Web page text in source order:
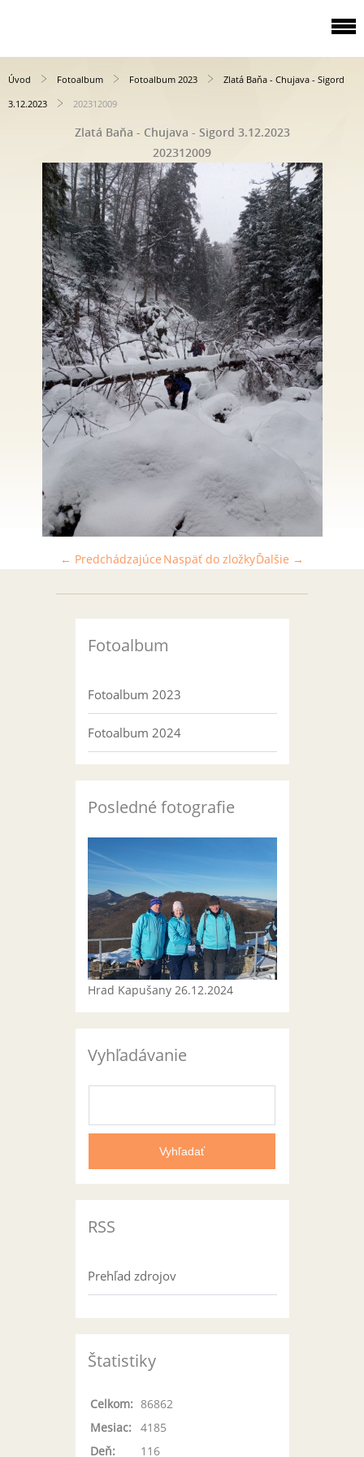
Úvod Fotoalbum Fotoalbum 2023
Zlatá Baňa - Chujava - Sigord
3.12.2023
202312009
Zlatá Baňa - Chujava - Sigord 3.12.2023
202312009
← Predchádzajúce Ďalšie →
Naspäť do zložky
Fotoalbum
Fotoalbum 2023
Fotoalbum 2024
Posledné fotografie
Hrad Kapušany 26.12.2024
Vyhľadávanie
RSS
Prehľad zdrojov
Štatistiky
Celkom: 86862
Mesiac:
4185
Deň:
116